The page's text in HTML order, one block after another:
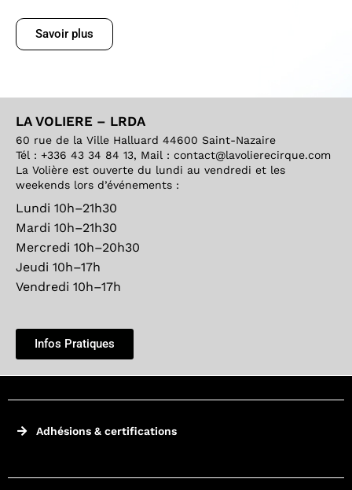
Savoir plus
LA VOLIERE – LRDA
60 rue de la Ville Halluard 44600 Saint-Nazaire
Tél : +336 43 34 84 13, Mail : contact@lavolierecirque.com
La Volière est ouverte du lundi au vendredi et les
weekends lors d’événements :
Lundi 10h–21h30
Mardi 10h–21h30
Mercredi 10h–20h30
Jeudi 10h–17h
Vendredi 10h–17h
Infos Pratiques
Adhésions & certifications